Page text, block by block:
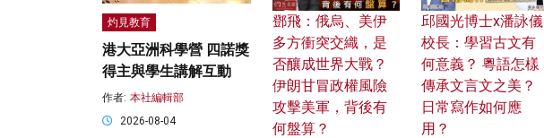
鄧飛：俄烏、美伊
多方衝突交織，是
否釀成世界大戰？
伊朗甘冒政權風險
攻擊美軍，背後有
何盤算？
邱國光博士x潘詠儀
校長：學習古文有
何意義？ 粵語怎樣
傳承文言文之美？
日常寫作如何應
用？
灼見教育
港大亞洲科學營 四諾獎
得主與學生講解互動
作者: 本社編輯部
2026-08-04